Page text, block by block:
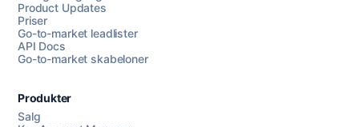
Product Updates
Priser
Go-to-market leadlister
API Docs
Go-to-market skabeloner
Produkter
Salg